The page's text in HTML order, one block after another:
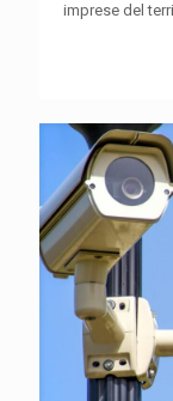
imprese del